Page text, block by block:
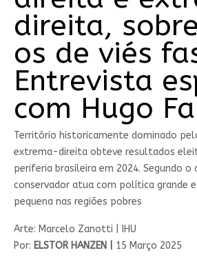
direita,
os de viés
Entrevista
com Hugo
Território historicamente dominado
extrema-direita obteve resultados
periferia brasileira em 2024. Segundo
conservador atua com política grande
pequena nas regiões pobres
Arte: Marcelo Zanotti | IHU
Por: ELSTOR HANZEN | 15 Março 2025